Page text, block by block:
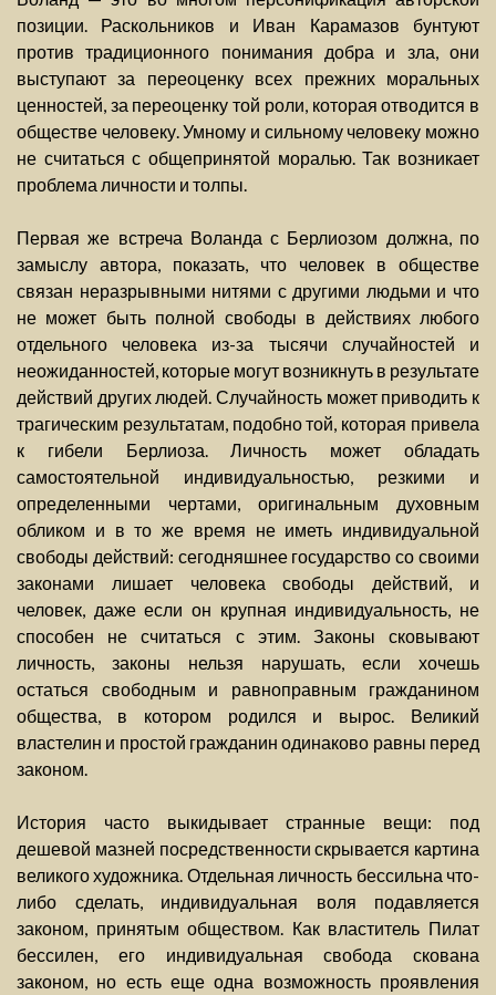
позиции. Раскольников и Иван Карамазов бунтуют
против традиционного понимания добра и зла, они
выступают за переоценку всех прежних моральных
ценностей, за переоценку той роли, которая отводится в
обществе человеку. Умному и сильному человеку можно
не считаться с общепринятой моралью. Так возникает
проблема личности и толпы.
Первая же встреча Воланда с Берлиозом должна, по
замыслу автора, показать, что человек в обществе
связан неразрывными нитями с другими людьми и что
не может быть полной свободы в действиях любого
отдельного человека из-за тысячи случайностей и
неожиданностей, которые могут возникнуть в результате
действий других людей. Случайность может приводить к
трагическим результатам, подобно той, которая привела
к гибели Берлиоза. Личность может обладать
самостоятельной индивидуальностью, резкими и
определенными чертами, оригинальным духовным
обликом и в то же время не иметь индивидуальной
свободы действий: сегодняшнее государство со своими
законами лишает человека свободы действий, и
человек, даже если он крупная индивидуальность, не
способен не считаться с этим. Законы сковывают
личность, законы нельзя нарушать, если хочешь
остаться свободным и равноправным гражданином
общества, в котором родился и вырос. Великий
властелин и простой гражданин одинаково равны перед
законом.
История часто выкидывает странные вещи: под
дешевой мазней посредственности скрывается картина
великого художника. Отдельная личность бессильна что-
либо сделать, индивидуальная воля подавляется
законом, принятым обществом. Как властитель Пилат
бессилен, его индивидуальная свобода скована
законом, но есть еще одна возможность проявления